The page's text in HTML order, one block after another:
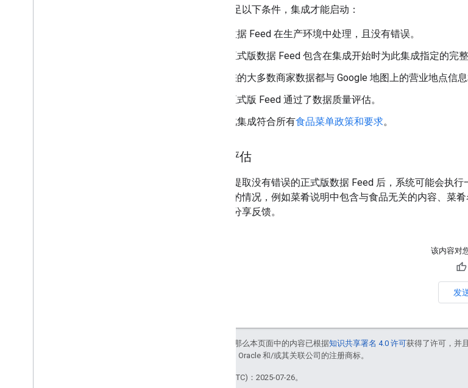
必须满足以下条件，集成才能启动：
数据 Feed 在生产环境中处理，且没有错误。
正式版数据 Feed 包含在集成开始时为此集成指定的完
您的大多数商家数据都与 Google 地图上的营业地点信息
正式版 Feed 通过了数据质量评估。
此集成符合所有食品菜单政策和要求。
数据评估
在成功提取没有错误的正式版数据 Feed 后，系统可能会执
不一致的情况，例如菜肴说明中包含与食品无关的内容、菜
发团队分享反馈。
该内容对
发
如未另行说明，那么本页面中的内容已根据知识共享署名 4.0 许可获得了许可，并
。Java 是 Oracle 和/或其关联公司的注册商标。
最后更新时间 (UTC)：2025-07-26。